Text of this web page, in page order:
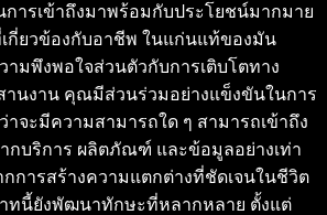
การเข้าถึงมาพร้อมกับประโยชน์มากมาย
กี่ยวข้องกับอาชีพ ในแก่นแท้ของมัน
มพึงพอใจส่วนตัวกับการเติบโตทาง
านงาน คุณมีส่วนร่วมอย่างแข็งขันในการ
จะมีความสามารถใด ๆ สามารถเข้าถึง
กบริการ ผลิตภัณฑ์ และข้อมูลอย่างเท่า
การสร้างความแตกต่างที่ชัดเจนในชีวิต
ทนี้ยังพัฒนาทักษะที่หลากหลาย ตั้งแต่